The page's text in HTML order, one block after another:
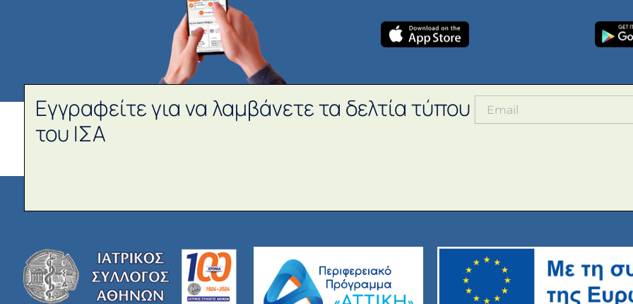
Εγγραφείτε για να λαμβάνετε τα δελτία τύπου
του ΙΣΑ